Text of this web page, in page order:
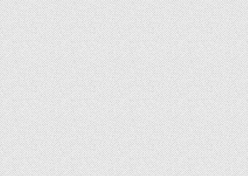
ナ
ビ
ゲ
ー
シ
ョ
ン